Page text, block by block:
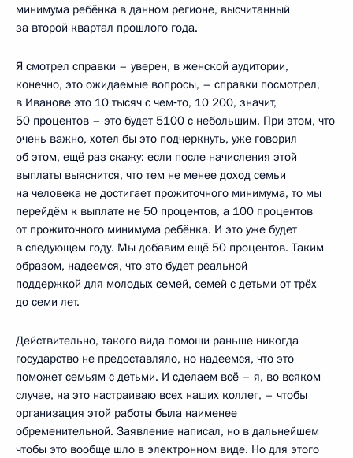
минимума ребёнка в данном регионе, высчитанный
за второй квартал прошлого года.
Я смотрел справки – уверен, в женской аудитории,
конечно, это ожидаемые вопросы, – справки посмотрел,
в Иванове это 10 тысяч с чем‑то, 10 200, значит,
50 процентов – это будет 5100 с небольшим. При этом, что
очень важно, хотел бы это подчеркнуть, уже говорил
об этом, ещё раз скажу: если после начисления этой
выплаты выяснится, что тем не менее доход семьи
на человека не достигает прожиточного минимума, то мы
перейдём к выплате не 50 процентов, а 100 процентов
от прожиточного минимума ребёнка. И это уже будет
в следующем году. Мы добавим ещё 50 процентов. Таким
образом, надеемся, что это будет реальной
поддержкой для молодых семей, семей с детьми от трёх
до семи лет.
Действительно, такого вида помощи раньше никогда
государство не предоставляло, но надеемся, что это
поможет семьям с детьми. И сделаем всё – я, во всяком
случае, на это настраиваю всех наших коллег, – чтобы
организация этой работы была наименее
обременительной. Заявление написал, но в дальнейшем
чтобы это вообще шло в электронном виде. Но для этого